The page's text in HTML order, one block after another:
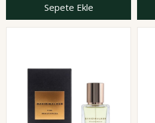
Sepete Ekle